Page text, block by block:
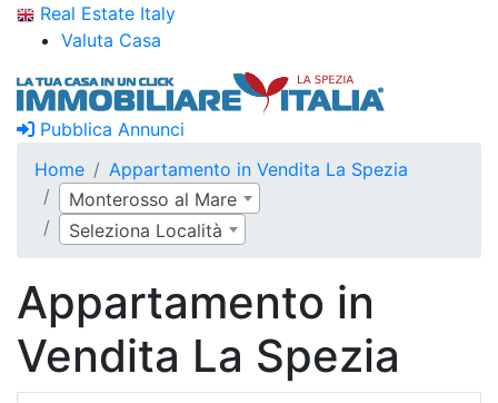
Real Estate Italy
Valuta Casa
Pubblica Annunci
Home
Appartamento in Vendita La Spezia
Monterosso al Mare
Seleziona Località
Appartamento in
Vendita La Spezia